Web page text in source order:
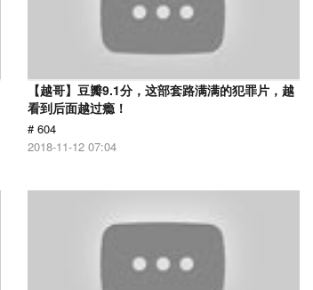
【越哥】豆瓣9.1分，这部套路满满的犯罪片，越
看到后面越过瘾！
# 604
2018-11-12 07:04